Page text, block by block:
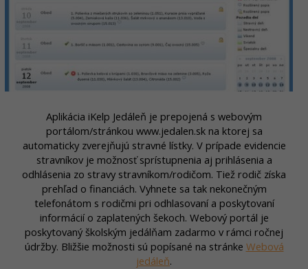
Aplikácia iKelp Jedáleň je prepojená s webovým
portálom/stránkou www.jedalen.sk na ktorej sa
automaticky zverejňujú stravné lístky. V prípade evidencie
stravníkov je možnosť sprístupnenia aj prihlásenia a
odhlásenia zo stravy stravníkom/rodičom. Tiež rodič získa
prehľad o financiách. Vyhnete sa tak nekonečným
telefonátom s rodičmi pri odhlasovaní a poskytovaní
informácií o zaplatených šekoch. Webový portál je
poskytovaný školským jedálňam zadarmo v rámci ročnej
údržby. Bližšie možnosti sú popísané na stránke Webová
jedáleň.